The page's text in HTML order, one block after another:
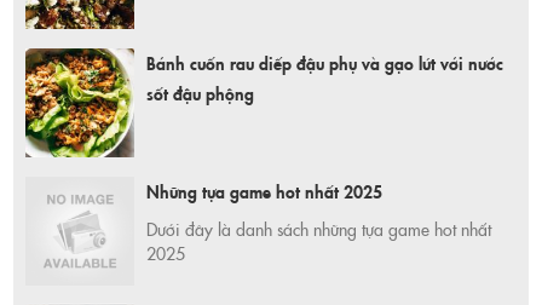
Bánh cuốn rau diếp đậu phụ và gạo lứt với nước
sốt đậu phộng
Những tựa game hot nhất 2025
Dưới đây là danh sách những tựa game hot nhất
2025